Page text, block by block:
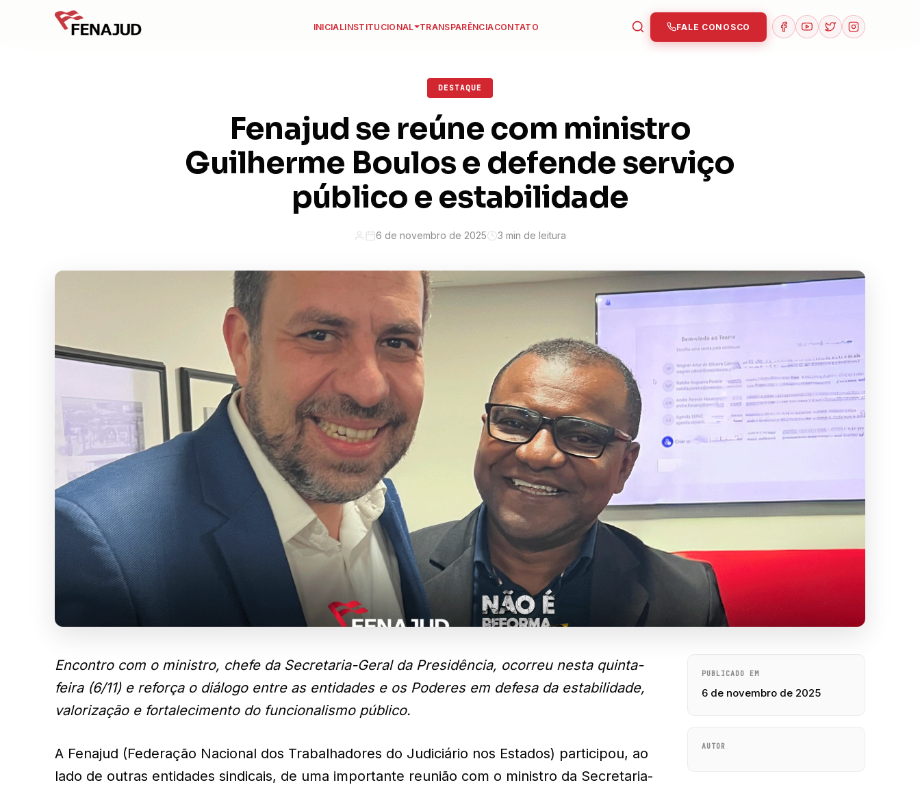
INICIALINSTITUCIONAL TRANSPARÊNCIACONTATO FALE CONOSCO
DESTAQUE
Fenajud se reúne com ministro
Guilherme Boulos e defende serviço
público e estabilidade
6 de novembro de 2025 3 min de leitura
Encontro com o ministro, chefe da Secretaria-Geral da Presidência, ocorreu nesta quinta-
feira (6/11) e reforça o diálogo entre as entidades e os Poderes em defesa da estabilidade,
valorização e fortalecimento do funcionalismo público.
A Fenajud (Federação Nacional dos Trabalhadores do Judiciário nos Estados) participou, ao
lado de outras entidades sindicais, de uma importante reunião com o ministro da Secretaria-
PUBLICADO EM
6 de novembro de 2025
AUTOR